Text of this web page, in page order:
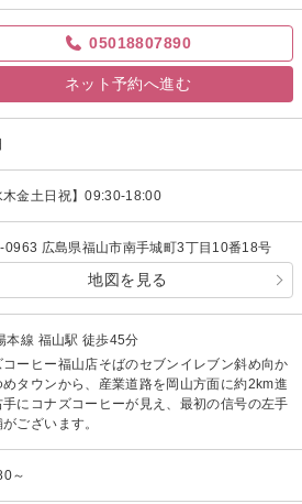
05018807890
ネット予約へ進む
木金土日祝】09:30-18:00
0963 広島県福山市南手城町3丁目10番18号
地図を見る
本線 福山駅 徒歩45分
コーヒー福山店そばのセブンイレブン斜め向か
めタウンから、産業道路を岡山方面に約2km進
手にコナズコーヒーが見え、最初の信号の左手
ございます。
～